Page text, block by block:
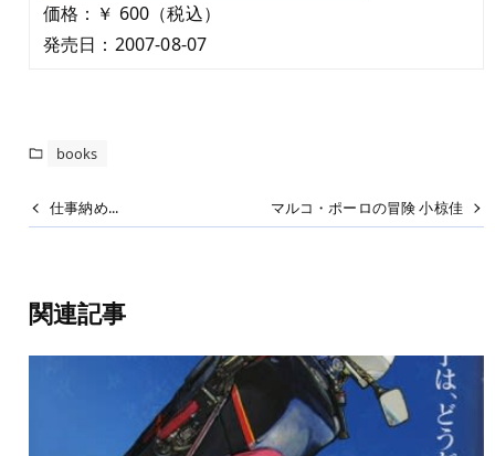
価格：￥ 600（税込）
発売日：2007-08-07
books
仕事納め... マルコ・ポーロの冒険 小椋佳
関連記事